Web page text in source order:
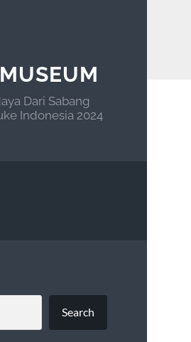
Dari Sabang
Indonesia 2024
Search